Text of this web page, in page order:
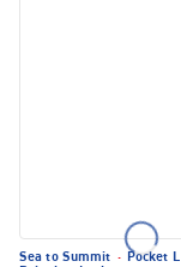
Sea to Summit · Pocket L